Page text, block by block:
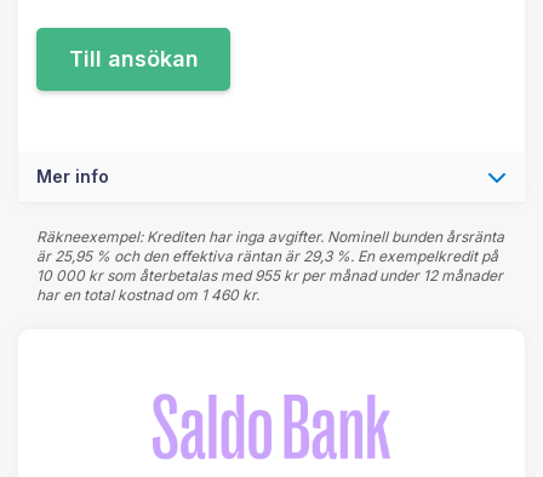
Mer info
Räkneexempel: Krediten har inga avgifter. Nominell bunden årsränta
är 25,95 % och den effektiva räntan är 29,3 %. En exempelkredit på
10 000 kr som återbetalas med 955 kr per månad under 12 månader
har en total kostnad om 1 460 kr.